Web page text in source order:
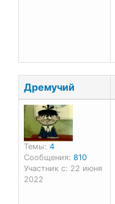
Дремучий
Темы: 4
Сообщения: 810
Участник с: 22 июня
2022